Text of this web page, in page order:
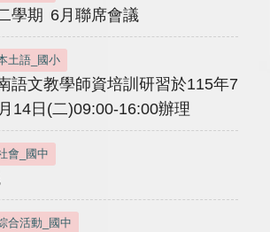
學期 6月聯席會議
土語_國小
語文教學師資培訓研習於115年7
14日(二)09:00-16:00辦理
會_國中
合活動_國中